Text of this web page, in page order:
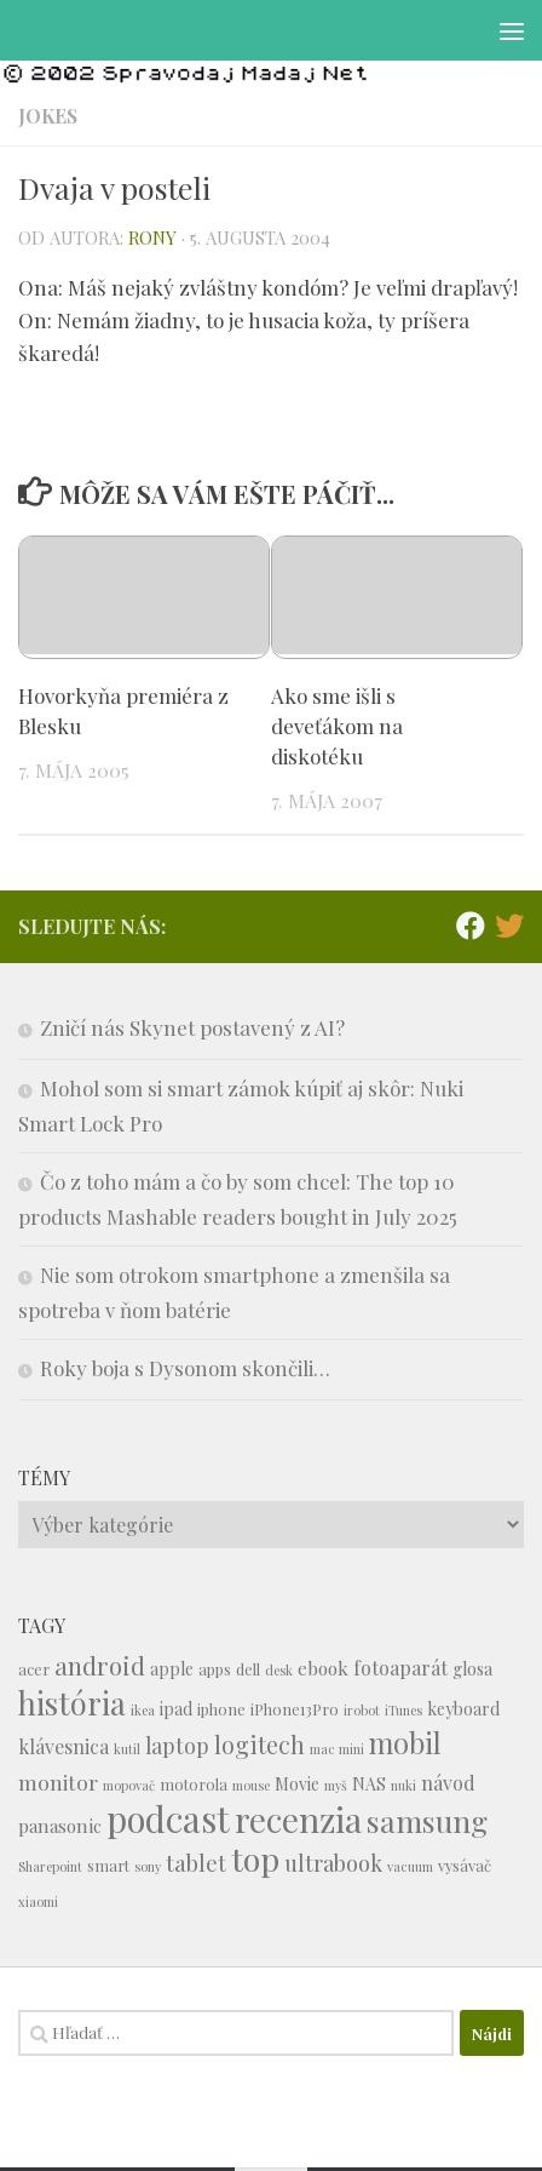
JOKES
Dvaja v posteli
OD AUTORA: RONY · 5. AUGUSTA 2004
Ona: Máš nejaký zvláštny kondóm? Je veľmi drapľavý!
On: Nemám žiadny, to je husacia koža, ty príšera
škaredá!
MÔŽE SA VÁM EŠTE PÁČIŤ...
Hovorkyňa premiéra z
Blesku
7. MÁJA 2005
Ako sme išli s
deveťákom na
diskotéku
7. MÁJA 2007
SLEDUJTE NÁS:
Zničí nás Skynet postavený z AI?
Mohol som si smart zámok kúpiť aj skôr: Nuki
Smart Lock Pro
Čo z toho mám a čo by som chcel: The top 10
products Mashable readers bought in July 2025
Nie som otrokom smartphone a zmenšila sa
spotreba v ňom batérie
Roky boja s Dysonom skončili…
TÉMY
Témy
TAGY
acer android apple apps dell desk ebook fotoaparát glosa
história ikea ipad iphone iPhone13Pro irobot iTunes keyboard
klávesnica kutil laptop logitech mac mini mobil
monitor mopovač motorola mouse Movie myš NAS nuki návod
panasonic podcastrecenziasamsung
Sharepoint smart sony tablettop ultrabook vacuum vysávač
xiaomi
Hľadať: